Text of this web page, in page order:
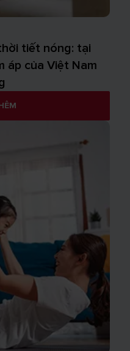
tiết nóng: tại
áp của Việt Nam